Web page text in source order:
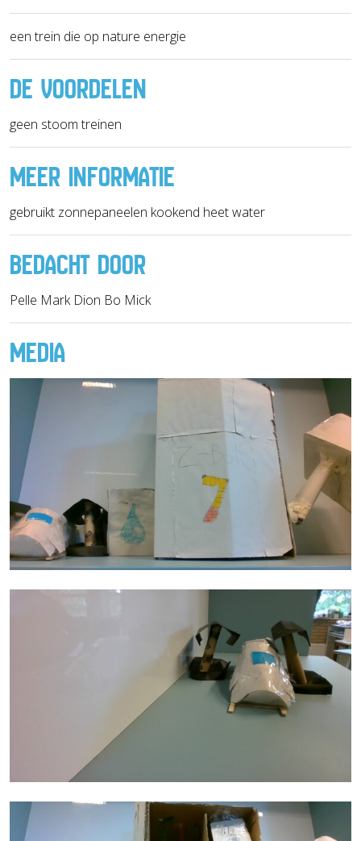
een trein die op nature energie
DE VOORDELEN
geen stoom treinen
MEER INFORMATIE
gebruikt zonnepaneelen kookend heet water
BEDACHT DOOR
Pelle Mark Dion Bo Mick
MEDIA